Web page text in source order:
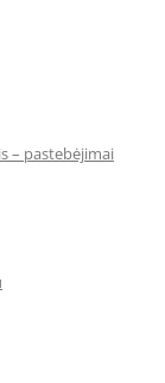
– pastebėjimai